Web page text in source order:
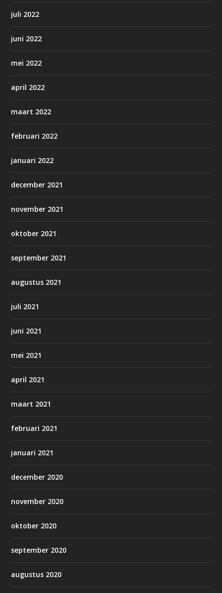
juli 2022
juni 2022
mei 2022
april 2022
maart 2022
februari 2022
januari 2022
december 2021
november 2021
oktober 2021
september 2021
augustus 2021
juli 2021
juni 2021
mei 2021
april 2021
maart 2021
februari 2021
januari 2021
december 2020
november 2020
oktober 2020
september 2020
augustus 2020